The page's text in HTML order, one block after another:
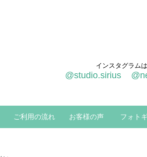
インスタグラム
@studio.sirius
ご利用の流れ お客様の声 フォト